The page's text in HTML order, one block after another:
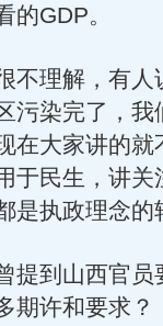
GDP。
理解，有人
污染完了，我
在大家讲的就
于民生，讲关
是执政理念的
到山西官员
期许和要求？